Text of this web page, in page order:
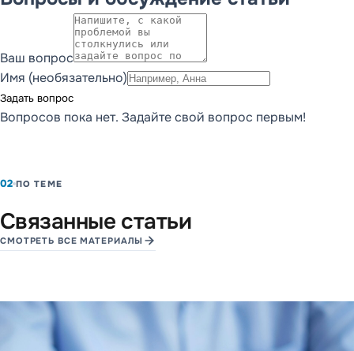
Ваш вопрос
Имя (необязательно)
Задать вопрос
Вопросов пока нет. Задайте свой вопрос первым!
02 ПО ТЕМЕ
Связанные статьи
СМОТРЕТЬ ВСЕ МАТЕРИАЛЫ